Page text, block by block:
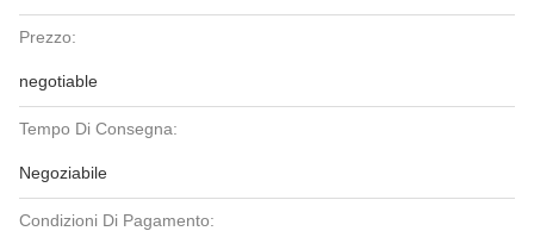
Prezzo:
negotiable
Tempo Di Consegna:
Negoziabile
Condizioni Di Pagamento: